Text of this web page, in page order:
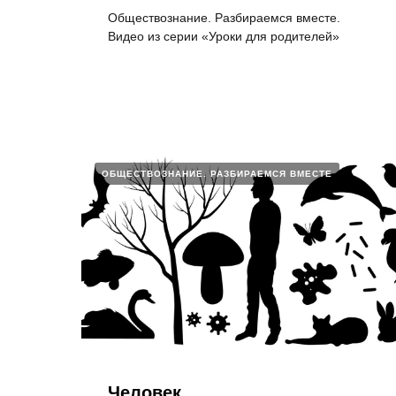
Обществознание. Разбираемся вместе.
Видео из серии «Уроки для родителей»
ОБЩЕСТВОЗНАНИЕ. РАЗБИРАЕМСЯ ВМЕСТЕ